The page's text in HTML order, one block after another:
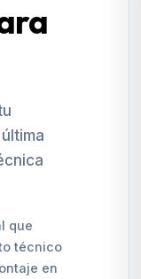
que
técnico
en